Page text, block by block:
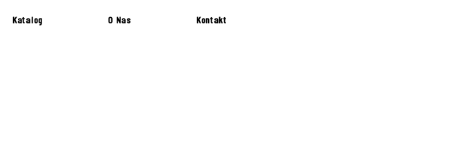
Katalog O Nas Kontakt